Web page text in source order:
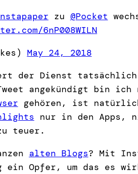
zu @Pocket
6nP008WILN
May 24, 2018
der Dienst tatsächlich
angekündigt bin ich
gehören, ist
nur in den Apps,
teuer.
alten Blogs? Mit
ein Opfer, um das es